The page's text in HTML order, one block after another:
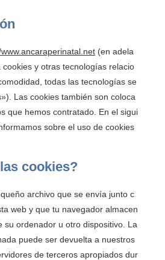
(en adela
cookies y otras tecnologías relacio
todas las tecnologías se
Las cookies también son coloca
que hemos contratado. En el sigui
sobre el uso de cookies
cookies?
archivo que se envía junto c
web y que tu navegador almacen
su ordenador u otro dispositivo. La
puede ser devuelta a nuestros
de terceros apropiados dur